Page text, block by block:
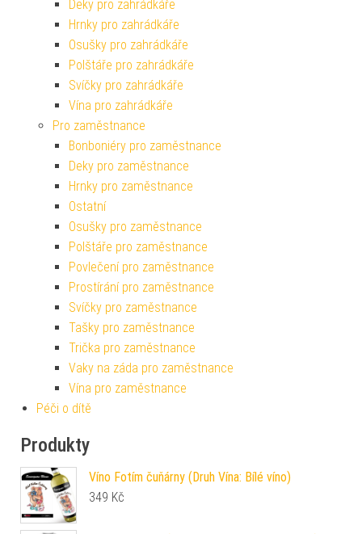
Deky pro zahrádkáře
Hrnky pro zahrádkáře
Osušky pro zahrádkáře
Polštáře pro zahrádkáře
Svíčky pro zahrádkáře
Vína pro zahrádkáře
Pro zaměstnance
Bonboniéry pro zaměstnance
Deky pro zaměstnance
Hrnky pro zaměstnance
Ostatní
Osušky pro zaměstnance
Polštáře pro zaměstnance
Povlečení pro zaměstnance
Prostírání pro zaměstnance
Svíčky pro zaměstnance
Tašky pro zaměstnance
Trička pro zaměstnance
Vaky na záda pro zaměstnance
Vína pro zaměstnance
Péči o dítě
Produkty
Víno Fotím čuňárny (Druh Vína: Bílé víno)
349 Kč